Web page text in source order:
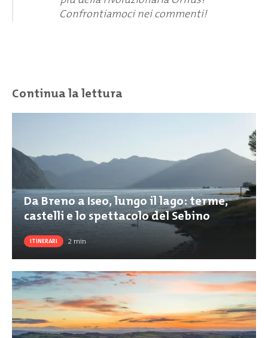
Confrontiamoci nei commenti!
Continua la lettura
Da Breno a Iseo, lungo il lago: terme,
castelli e lo spettacolo del Sebino
ITINERARI 2min